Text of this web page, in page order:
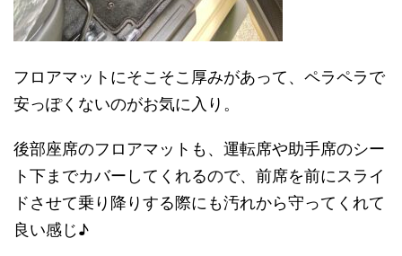
フロアマットにそこそこ厚みがあって、ペラペラで
安っぽくないのがお気に入り。
後部座席のフロアマットも、運転席や助手席のシー
ト下までカバーしてくれるので、前席を前にスライ
ドさせて乗り降りする際にも汚れから守ってくれて
良い感じ♪